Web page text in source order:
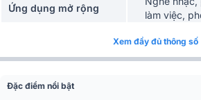
Ứng dụng mở rộng
làm việc,
Moongold
Xem đầy đủ thông số
Đặc điểm nổi bật